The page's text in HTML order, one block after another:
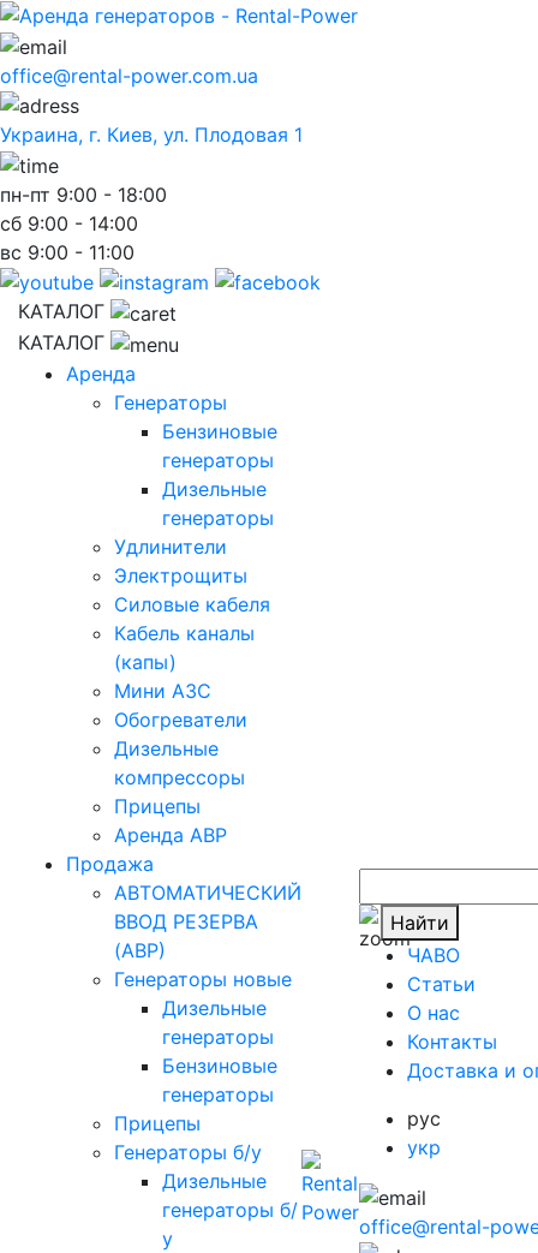
office@rental-power.com.ua
Украина, г. Киев, ул. Плодовая 1
пн-пт 9:00 - 18:00
сб 9:00 - 14:00
вс 9:00 - 11:00
КАТАЛОГ
КАТАЛОГ
Аренда
Генераторы
Бензиновые
генераторы
Дизельные
генераторы
Удлинители
Электрощиты
Силовые кабеля
Кабель каналы
(капы)
Мини АЗС
Обогреватели
Дизельные
компрессоры
Прицепы
Аренда АВР
Продажа
АВТОМАТИЧЕСКИЙ
ВВОД РЕЗЕРВА
(АВР)
Генераторы новые
Дизельные
генераторы
Бензиновые
генераторы
Прицепы
Генераторы б/у
Дизельные
генераторы б/
у
Найти
ЧАВО
Cтатьи
O нас
Контакты
Доставка и
рус
укр
office@rental-